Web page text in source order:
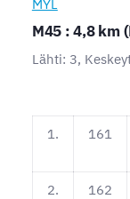
MYL
M45 : 4,8 km
Lähti: 3,
1. 161
2. 162